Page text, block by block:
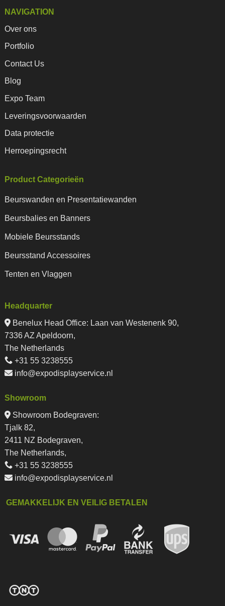
NAVIGATION
Over ons
Portfolio
Contact Us
Blog
Expo Team
Leveringsvoorwaarden
Data protectie
Herroepingsrecht
Product Categorieën
Beurswanden en Presentatiewanden
Beursbalies en Banners
Mobiele Beursstands
Beursstand Accessoires
Tenten en Vlaggen
Headquarter
Benelux Head Office: Laan van Westenenk 90,
7336 AZ Apeldoorn,
The Netherlands
+31 55 3238555
info@expodisplayservice.nl
Showroom
Showroom Bodegraven:
Tjalk 82,
2411 NZ Bodegraven,
The Netherlands,
+31 55 3238555
info@expodisplayservice.nl
GEMAKKELIJK EN VEILIG BETALEN